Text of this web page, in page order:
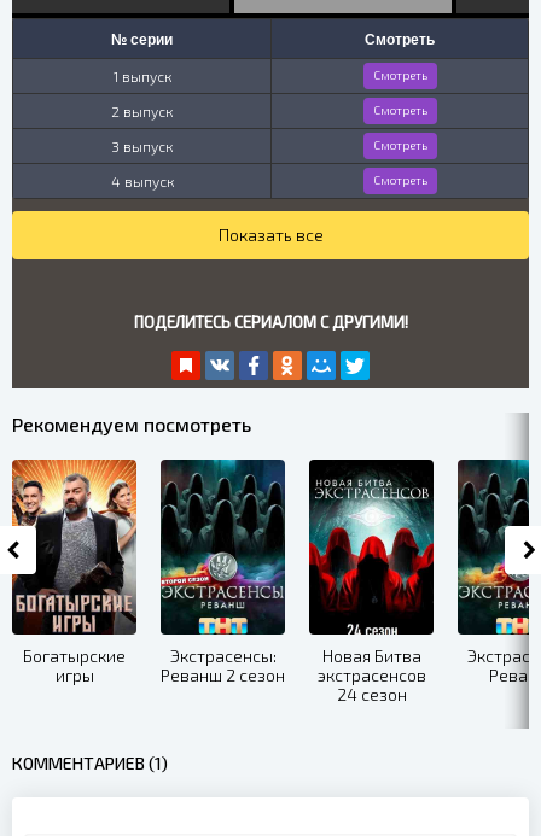
№ серии Смотреть
1 выпуск Смотреть
2 выпуск Смотреть
3 выпуск Смотреть
4 выпуск Смотреть
Показать все
ПОДЕЛИТЕСЬ СЕРИАЛОМ С ДРУГИМИ!
Рекомендуем посмотреть
Богатырские
игры
Экстрасенсы:
Реванш 2 сезон
Новая Битва
экстрасенсов
24 сезон
КОММЕНТАРИЕВ (1)